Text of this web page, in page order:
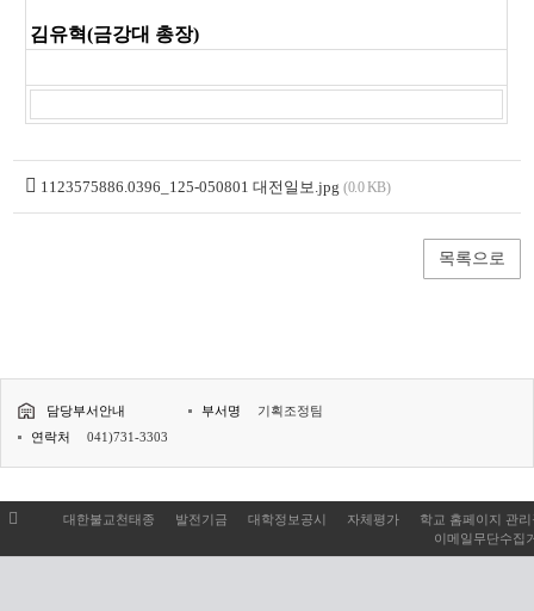
김유혁(금강대 총장)
1123575886.0396_125-050801 대전일보.jpg (0.0 KB)
목록으로
담당부서안내 부서명
기획조정팀
연락처
041)731-3303
대한불교천태종 발전기금 대학정보공시 자체평가
학교 홈페이지 관
이메일무단수집